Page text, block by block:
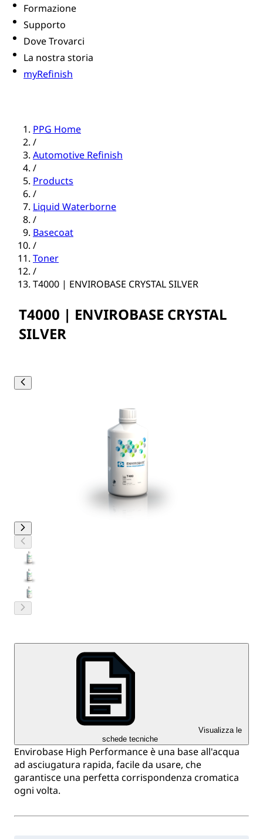
Formazione
Supporto
Dove Trovarci
La nostra storia
myRefinish
PPG Home
/
Automotive Refinish
/
Products
/
Liquid Waterborne
/
Basecoat
/
Toner
/
T4000 | ENVIROBASE CRYSTAL SILVER
T4000 | ENVIROBASE CRYSTAL
SILVER
Visualizza le
schede tecniche
Envirobase High Performance è una base all'acqua
ad asciugatura rapida, facile da usare, che
garantisce una perfetta corrispondenza cromatica
ogni volta.